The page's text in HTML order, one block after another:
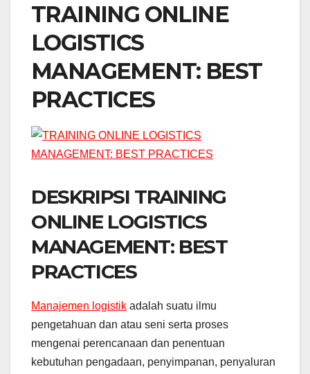
TRAINING ONLINE
LOGISTICS
MANAGEMENT: BEST
PRACTICES
DESKRIPSI TRAINING
ONLINE LOGISTICS
MANAGEMENT: BEST
PRACTICES
Manajemen logistik adalah suatu ilmu
pengetahuan dan atau seni serta proses
mengenai perencanaan dan penentuan
kebutuhan pengadaan, penyimpanan, penyaluran